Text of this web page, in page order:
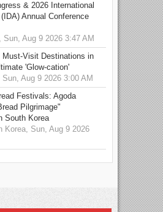
& 2026 International
(IDA) Annual Conference
Sun, Aug 9 2026 3:47 AM
Must-Visit Destinations in
'Glow-cation'
Aug 9 2026 3:00 AM
Festivals: Agoda
Pilgrimage"
South Korea
Korea, Sun, Aug 9 2026